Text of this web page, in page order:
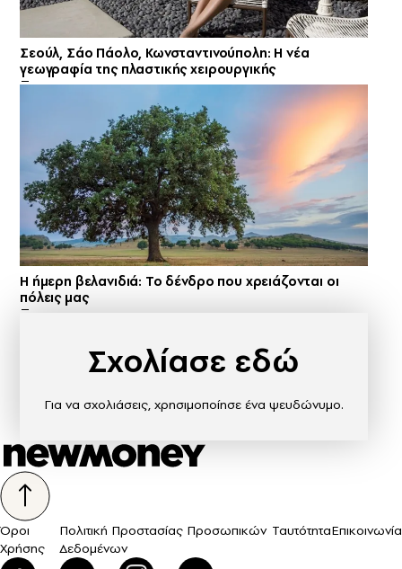
Σεούλ, Σάο Πάολο, Κωνσταντινούπολη: Η νέα
γεωγραφία της πλαστικής χειρουργικής
Η ήμερη βελανιδιά: Το δένδρο που χρειάζονται οι
πόλεις μας
Σχολίασε εδώ
Για να σχολιάσεις, χρησιμοποίησε ένα ψευδώνυμο.
Όροι
Χρήσης
Πολιτική Προστασίας Προσωπικών
Δεδομένων
ΤαυτότηταΕπικοινωνία